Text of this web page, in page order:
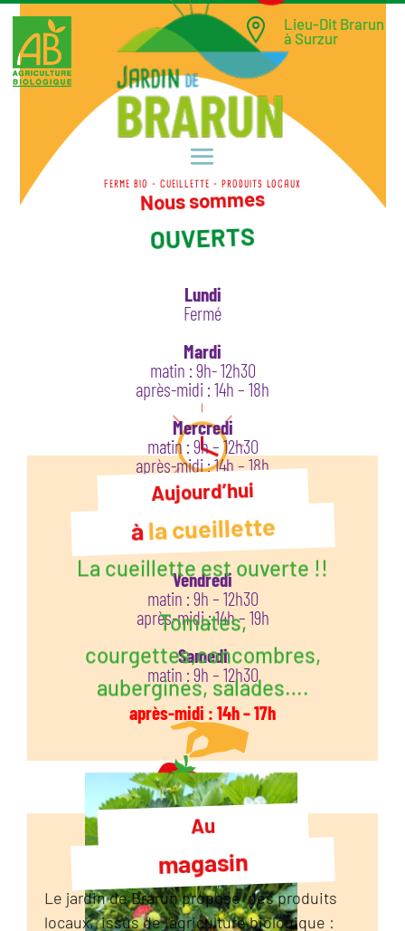
Lieu-Dit Brarun
à Surzur
FERME BIO - CUEILLETTE - PRODUITS LOCAUX
Nous sommes
OUVERTS
Lundi
Fermé
Mardi
matin : 9h- 12h30
après-midi : 14h – 18h
Mercredi
matin : 9h – 12h30
après-midi : 14h – 18h
Jeudi
matin : 9h- 12h30
après-midi: 14h- 18h
Vendredi
matin : 9h – 12h30
après-midi : 14h – 19h
Samedi
matin : 9h – 12h30
après-midi : 14h – 17h
Aujourd’hui
àla cueillette
La cueillette est ouverte !!
Tomates,
courgettes,concombres,
aubergines, salades….
Au
magasin
Le jardin de Brarun propose des produits
locaux, issus de l’agriculture biologique :